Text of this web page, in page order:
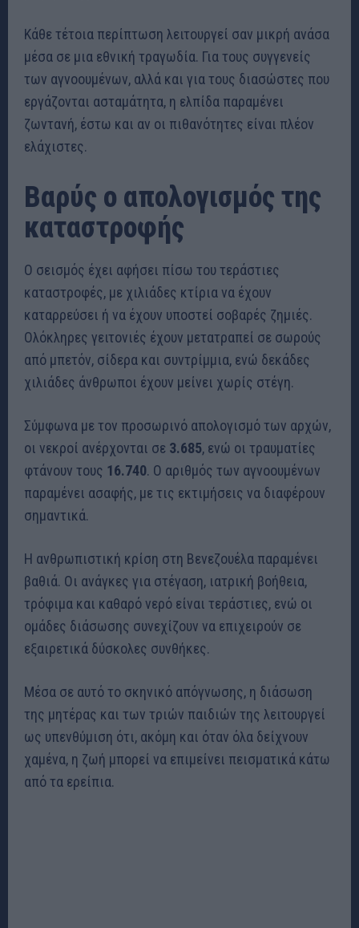
Κάθε τέτοια περίπτωση λειτουργεί σαν μικρή ανάσα
μέσα σε μια εθνική τραγωδία. Για τους συγγενείς
των αγνοουμένων, αλλά και για τους διασώστες που
εργάζονται ασταμάτητα, η ελπίδα παραμένει
ζωντανή, έστω και αν οι πιθανότητες είναι πλέον
ελάχιστες.
Βαρύς ο απολογισμός της
καταστροφής
Ο σεισμός έχει αφήσει πίσω του τεράστιες
καταστροφές, με χιλιάδες κτίρια να έχουν
καταρρεύσει ή να έχουν υποστεί σοβαρές ζημιές.
Ολόκληρες γειτονιές έχουν μετατραπεί σε σωρούς
από μπετόν, σίδερα και συντρίμμια, ενώ δεκάδες
χιλιάδες άνθρωποι έχουν μείνει χωρίς στέγη.
Σύμφωνα με τον προσωρινό απολογισμό των αρχών,
οι νεκροί ανέρχονται σε 3.685, ενώ οι τραυματίες
φτάνουν τους 16.740. Ο αριθμός των αγνοουμένων
παραμένει ασαφής, με τις εκτιμήσεις να διαφέρουν
σημαντικά.
Η ανθρωπιστική κρίση στη Βενεζουέλα παραμένει
βαθιά. Οι ανάγκες για στέγαση, ιατρική βοήθεια,
τρόφιμα και καθαρό νερό είναι τεράστιες, ενώ οι
ομάδες διάσωσης συνεχίζουν να επιχειρούν σε
εξαιρετικά δύσκολες συνθήκες.
Μέσα σε αυτό το σκηνικό απόγνωσης, η διάσωση
της μητέρας και των τριών παιδιών της λειτουργεί
ως υπενθύμιση ότι, ακόμη και όταν όλα δείχνουν
χαμένα, η ζωή μπορεί να επιμείνει πεισματικά κάτω
από τα ερείπια.